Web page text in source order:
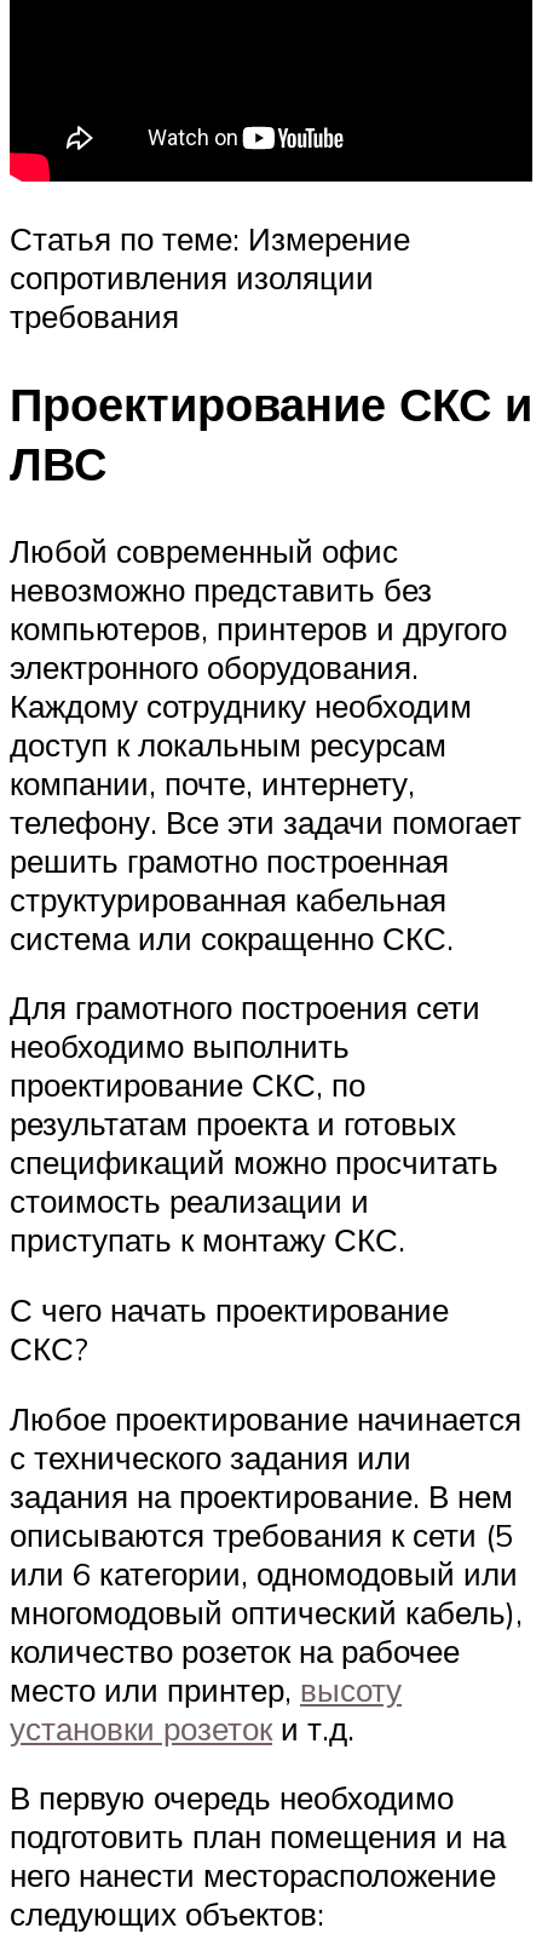
Статья по теме: Измерение
сопротивления изоляции
требования
Проектирование СКС и
ЛВС
Любой современный офис
невозможно представить без
компьютеров, принтеров и другого
электронного оборудования.
Каждому сотруднику необходим
доступ к локальным ресурсам
компании, почте, интернету,
телефону. Все эти задачи помогает
решить грамотно построенная
структурированная кабельная
система или сокращенно СКС.
Для грамотного построения сети
необходимо выполнить
проектирование СКС, по
результатам проекта и готовых
спецификаций можно просчитать
стоимость реализации и
приступать к монтажу СКС.
С чего начать проектирование
СКС?
Любое проектирование начинается
с технического задания или
задания на проектирование. В нем
описываются требования к сети (5
или 6 категории, одномодовый или
многомодовый оптический кабель),
количество розеток на рабочее
место или принтер, высоту
установки розеток и т.д.
В первую очередь необходимо
подготовить план помещения и на
него нанести месторасположение
следующих объектов: